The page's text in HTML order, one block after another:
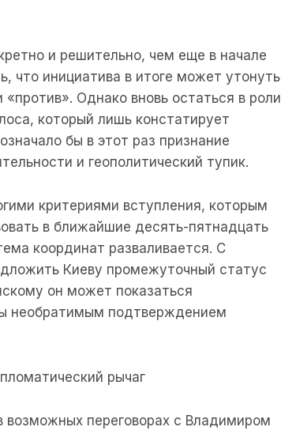
и решительно, чем еще в начале
что инициатива в итоге может утонуть
«против». Однако вновь остаться в роли
который лишь констатирует
бы в этот раз признание
и геополитический тупик.
критериями вступления, которым
в ближайшие десять-пятнадцать
координат разваливается. С
Киеву промежуточный статус
он может показаться
необратимым подтверждением
рычаг
переговорах с Владимиром